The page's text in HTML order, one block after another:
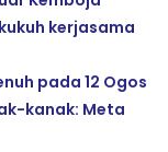
kerjasama
pada 12 Ogos
kanak: Meta